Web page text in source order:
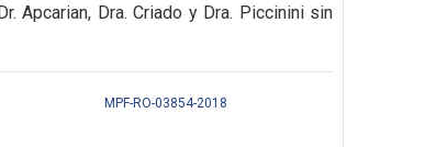
Apcarian, Dra. Criado y Dra. Piccinini sin
MPF-RO-03854-2018